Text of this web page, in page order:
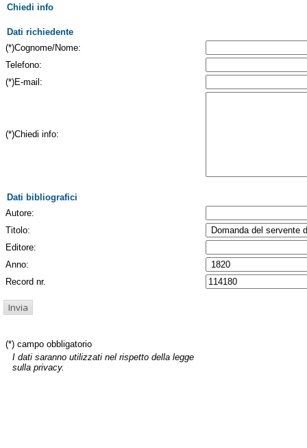
Chiedi info
Dati richiedente
(*)Cognome/Nome:
Telefono:
(*)E-mail:
(*)Chiedi info:
Dati bibliografici
Autore:
Titolo:
Editore:
Anno:
Record nr.
(*) campo obbligatorio
I dati saranno utilizzati nel rispetto della legge
sulla privacy.